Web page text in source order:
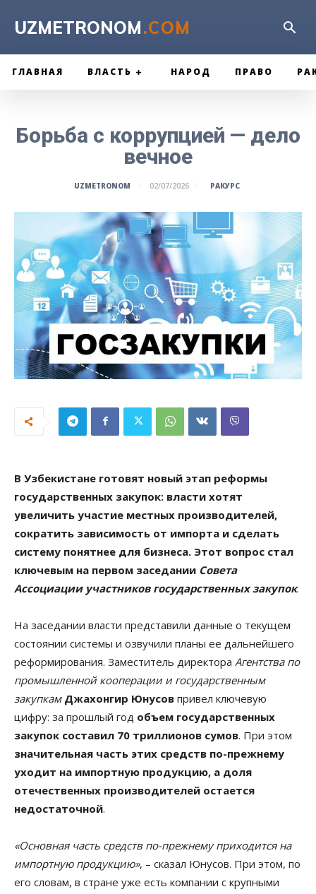
UZMETRONOM.COM
ГЛАВНАЯ ВЛАСТЬ НАРОД ПРАВО
Борьба с коррупцией — дело
вечное
UZMETRONOM 02/07/2026 РАКУРС
В Узбекистане готовят новый этап реформы
государственных закупок: власти хотят
увеличить участие местных производителей,
сократить зависимость от импорта и сделать
систему понятнее для бизнеса. Этот вопрос стал
ключевым на первом заседании Совета
Ассоциации участников государственных закупок.
На заседании власти представили данные о текущем
состоянии системы и озвучили планы ее дальнейшего
реформирования. Заместитель директора Агентства по
промышленной кооперации и государственным
закупкамДжахонгир Юнусов привел ключевую
цифру: за прошлый год объем государственных
закупок составил 70 триллионов сумов. При этом
значительная часть этих средств по-прежнему
уходит на импортную продукцию, а доля
отечественных производителей остается
недостаточной.
«Основная часть средств по-прежнему приходится на
импортную продукцию», – сказал Юнусов. При этом, по
его словам, в стране уже есть компании с крупными